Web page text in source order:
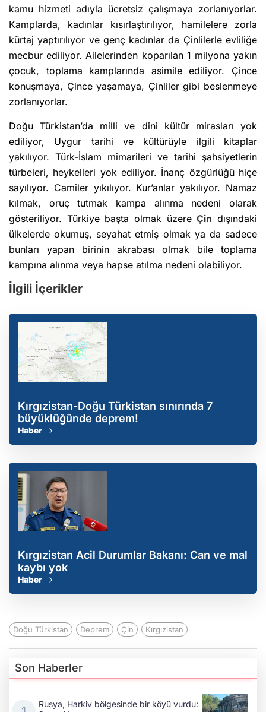
kamu hizmeti adıyla ücretsiz çalışmaya zorlanıyorlar.
Kamplarda, kadınlar kısırlaştırılıyor, hamilelere zorla
kürtaj yaptırılıyor ve genç kadınlar da Çinlilerle evliliğe
mecbur ediliyor. Ailelerinden koparılan 1 milyona yakın
çocuk, toplama kamplarında asimile ediliyor. Çince
konuşmaya, Çince yaşamaya, Çinliler gibi beslenmeye
zorlanıyorlar.
Doğu Türkistan’da milli ve dini kültür mirasları yok
ediliyor, Uygur tarihi ve kültürüyle ilgili kitaplar
yakılıyor. Türk-İslam mimarileri ve tarihi şahsiyetlerin
türbeleri, heykelleri yok ediliyor. İnanç özgürlüğü hiçe
sayılıyor. Camiler yıkılıyor. Kur’anlar yakılıyor. Namaz
kılmak, oruç tutmak kampa alınma nedeni olarak
gösteriliyor. Türkiye başta olmak üzereÇin dışındaki
ülkelerde okumuş, seyahat etmiş olmak ya da sadece
bunları yapan birinin akrabası olmak bile toplama
kampına alınma veya hapse atılma nedeni olabiliyor.
İlgili İçerikler
Kırgızistan-Doğu Türkistan sınırında 7
büyüklüğünde deprem!
Haber
Kırgızistan Acil Durumlar Bakanı: Can ve mal
kaybı yok
Haber
Doğu Türkistan Deprem Çin Kırgızistan
Son Haberler
Rusya, Harkiv bölgesinde bir köyü vurdu: